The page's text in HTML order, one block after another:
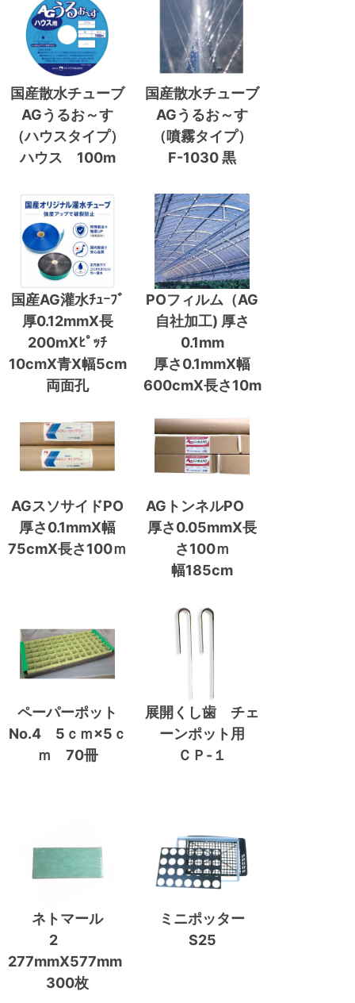
国産散水チューブ
AGうるお～す
（ハウスタイプ）
ハウス 100m
国産散水チューブ
AGうるお～す
（噴霧タイプ）
F-1030 黒
国産AG灌水ﾁｭｰﾌﾞ
厚0.12mmX長
200mXﾋﾟｯﾁ
10cmX青X幅5cm
両面孔
POフィルム（AG
自社加工) 厚さ
0.1mm
厚さ0.1mmX幅
600cmX長さ10m
AGスソサイドPO
厚さ0.1mmX幅
75cmX長さ100ｍ
AGトンネルPO
厚さ0.05mmX長
さ100ｍ
幅185cm
ペーパーポット
No.4 5ｃｍ×5ｃ
ｍ 70冊
展開くし歯 チェ
ーンポット用
ＣＰ-１
ネトマール
2
277mmX577mm
300枚
ミニポッター
S25